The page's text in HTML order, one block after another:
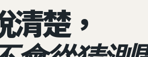
楚，